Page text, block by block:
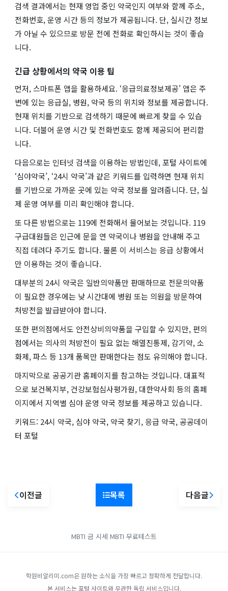
검색 결과에서는 현재 영업 중인 약국인지 여부와 함께 주소,
전화번호, 운영 시간 등의 정보가 제공됩니다. 단, 실시간 정보
가 아닐 수 있으므로 방문 전에 전화로 확인하시는 것이 좋습
니다.
긴급 상황에서의 약국 이용 팁
먼저, 스마트폰 앱을 활용하세요. ‘응급의료정보제공’ 앱은 주
변에 있는 응급실, 병원, 약국 등의 위치와 정보를 제공합니다.
현재 위치를 기반으로 검색하기 때문에 빠르게 찾을 수 있습
니다. 더불어 운영 시간 및 전화번호도 함께 제공되어 편리합
니다.
다음으로는 인터넷 검색을 이용하는 방법인데, 포털 사이트에
‘심야약국’, ‘24시 약국’과 같은 키워드를 입력하면 현재 위치
를 기반으로 가까운 곳에 있는 약국 정보를 알려줍니다. 단, 실
제 운영 여부를 미리 확인해야 합니다.
또 다른 방법으로는 119에 전화해서 물어보는 것입니다. 119
구급대원들은 인근에 문을 연 약국이나 병원을 안내해 주고
직접 데려다 주기도 합니다. 물론 이 서비스는 응급 상황에서
만 이용하는 것이 좋습니다.
대부분의 24시 약국은 일반의약품만 판매하므로 전문의약품
이 필요한 경우에는 낮 시간대에 병원 또는 의원을 방문하여
처방전을 발급받아야 합니다.
또한 편의점에서도 안전상비의약품을 구입할 수 있지만, 편의
점에서는 의사의 처방전이 필요 없는 해열진통제, 감기약, 소
화제, 파스 등 13개 품목만 판매한다는 점도 유의해야 합니다.
마지막으로 공공기관 홈페이지를 참고하는 것입니다. 대표적
으로 보건복지부, 건강보험심사평가원, 대한약사회 등의 홈페
이지에서 지역별 심야 운영 약국 정보를 제공하고 있습니다.
키워드: 24시 약국, 심야 약국, 약국 찾기, 응급 약국, 공공데이
터 포털
이전글 목록 다음글
MBTI 금 시세 MBTI 무료테스트
학원비알리미.com은 원하는 소식을 가장 빠르고 정확하게 전달합니다.
본 서비스는 포털 사이트와 무관한 독립 서비스입니다.